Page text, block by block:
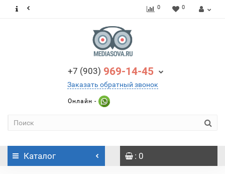
0 0
+7 (903) 969-14-45
Заказать обратный звонок
Онлайн -
Каталог : 0